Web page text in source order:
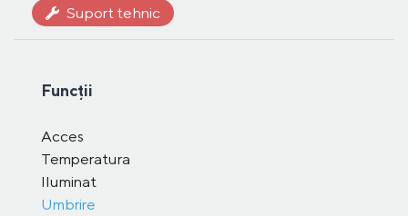
Suport tehnic
Funcții
Acces
Temperatura
Iluminat
Umbrire